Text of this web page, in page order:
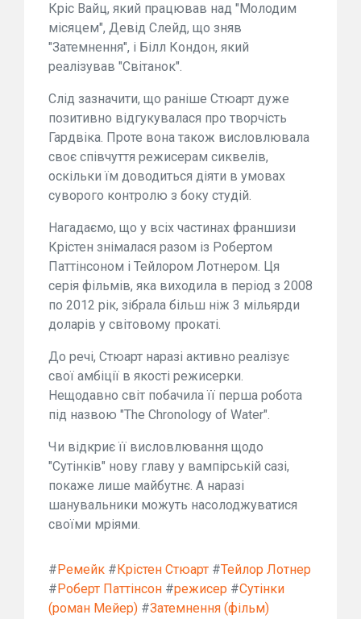
Кріс Вайц, який працював над "Молодим
місяцем", Девід Слейд, що зняв
"Затемнення", і Білл Кондон, який
реалізував "Світанок".
Слід зазначити, що раніше Стюарт дуже
позитивно відгукувалася про творчість
Гардвіка. Проте вона також висловлювала
своє співчуття режисерам сиквелів,
оскільки їм доводиться діяти в умовах
суворого контролю з боку студій.
Нагадаємо, що у всіх частинах франшизи
Крістен знімалася разом із Робертом
Паттінсоном і Тейлором Лотнером. Ця
серія фільмів, яка виходила в період з 2008
по 2012 рік, зібрала більш ніж 3 мільярди
доларів у світовому прокаті.
До речі, Стюарт наразі активно реалізує
свої амбіції в якості режисерки.
Нещодавно світ побачила її перша робота
під назвою "The Chronology of Water".
Чи відкриє її висловлювання щодо
"Сутінків" нову главу у вампірській сазі,
покаже лише майбутнє. А наразі
шанувальники можуть насолоджуватися
своїми мріями.
#Ремейк #Крістен Стюарт #Тейлор Лотнер
#Роберт Паттінсон #режисер #Сутінки
(роман Мейер) #Затемнення (фільм)